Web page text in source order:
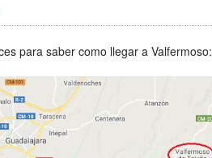
para saber como llegar a Valfermoso: